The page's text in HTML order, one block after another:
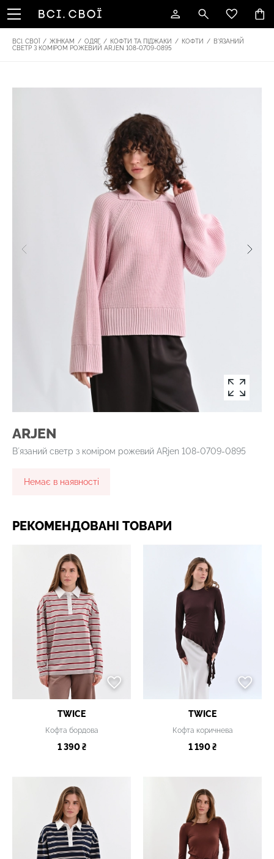
ВСІ. СВОЇ / ЖІНКАМ / ОДЯГ / КОФТИ ТА ПІДЖАКИ / КОФТИ / ВʼЯЗАНИЙ
СВЕТР З КОМІРОМ РОЖЕВИЙ ARJEN 108-0709-0895
ARJEN
Вʼязаний светр з коміром рожевий ARjen 108-0709-0895
Немає в наявності
РЕКОМЕНДОВАНІ ТОВАРИ
TWICE
Кофта бордова
1 390 ₴
TWICE
Кофта коричнева
1 190 ₴